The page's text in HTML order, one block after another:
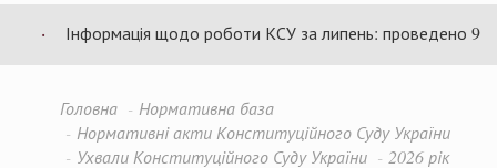
Інформація щодо роботи КСУ за липень: проведено 94
Головна
Нормативна база
Нормативні акти Конституційного Суду України
Ухвали Конституційного Суду України
2026 рік